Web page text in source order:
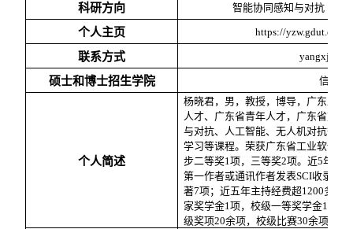
科研方向 智能协同感知与对抗（人
个人主页 https://
联系方式
硕士和博士招生学院 信息工
个人简述
杨晓君，男，教授，博导，广东工
人才、广东省青年人才，广东省重
与对抗、人工智能、无人机对抗等
学习等课程。荣获广东省工业软件
步二等奖1项，三等奖2项。近5年在
第一作者或通讯作者发表SCI收录
著7项；近五年主持经费超1200多万
家奖学金1项，校级一等奖学金19
级奖项20余项，校级比赛30余项。